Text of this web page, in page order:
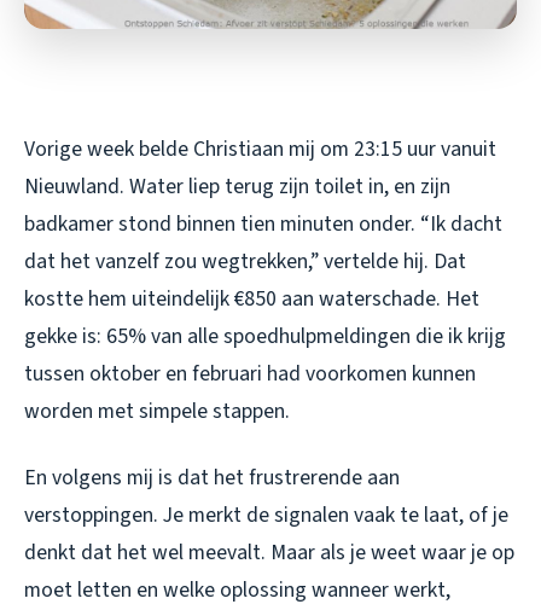
Vorige week belde Christiaan mij om 23:15 uur vanuit
Nieuwland. Water liep terug zijn toilet in, en zijn
badkamer stond binnen tien minuten onder. “Ik dacht
dat het vanzelf zou wegtrekken,” vertelde hij. Dat
kostte hem uiteindelijk €850 aan waterschade. Het
gekke is: 65% van alle spoedhulpmeldingen die ik krijg
tussen oktober en februari had voorkomen kunnen
worden met simpele stappen.
En volgens mij is dat het frustrerende aan
verstoppingen. Je merkt de signalen vaak te laat, of je
denkt dat het wel meevalt. Maar als je weet waar je op
moet letten en welke oplossing wanneer werkt,